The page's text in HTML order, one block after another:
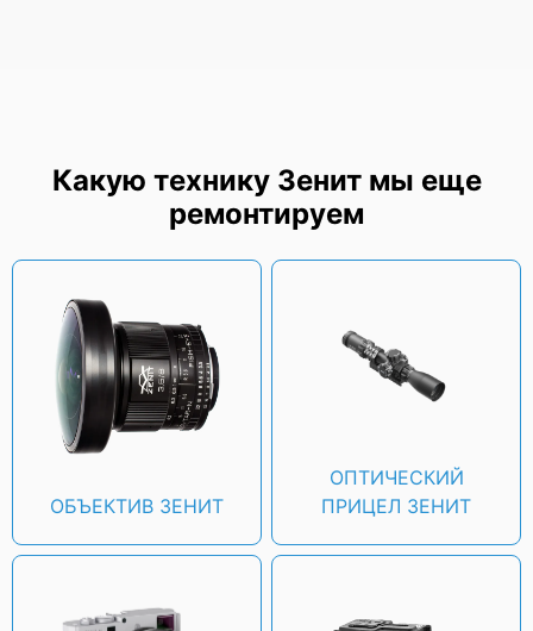
Какую технику Зенит мы еще
ремонтируем
ОБЪЕКТИВ ЗЕНИТ
ОПТИЧЕСКИЙ
ПРИЦЕЛ ЗЕНИТ